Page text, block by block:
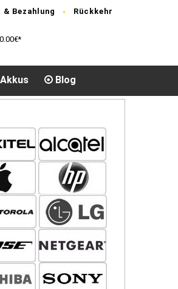
& Bezahlung Rückkehr
Blog